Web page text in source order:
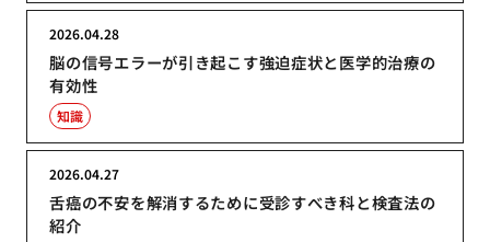
脳の信号エラーが引き起こす強迫症状と医学的治療の
有効性
2026.04.28
知識
舌癌の不安を解消するために受診すべき科と検査法の
紹介
2026.04.27